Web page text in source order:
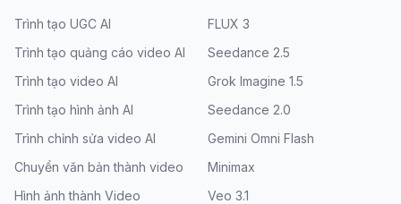
Trình tạo UGC AI
Trình tạo quảng cáo video AI
Trình tạo video AI
Trình tạo hình ảnh AI
Trình chỉnh sửa video AI
Chuyển văn bản thành video
Hình ảnh thành Video
FLUX 3
Seedance 2.5
Grok Imagine 1.5
Seedance 2.0
Gemini Omni Flash
Minimax
Veo 3.1